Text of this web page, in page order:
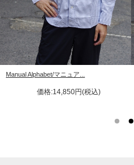
Manual Alphabet/マニュア...
価格:14,850円(税込)